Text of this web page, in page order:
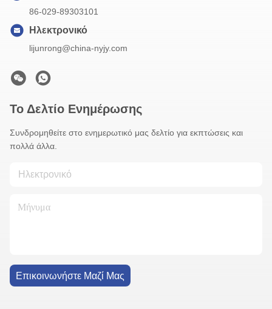
86-029-89303101
Ηλεκτρονικό
lijunrong@china-nyjy.com
Το Δελτίο Ενημέρωσης
Συνδρομηθείτε στο ενημερωτικό μας δελτίο για εκπτώσεις και
πολλά άλλα.
Επικοινωνήστε Μαζί Μας